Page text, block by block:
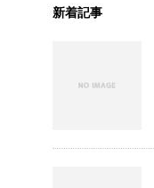
新着記事